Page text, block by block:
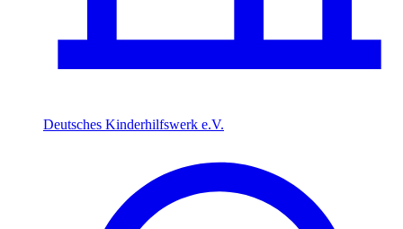
Deutsches Kinderhilfswerk e.V.